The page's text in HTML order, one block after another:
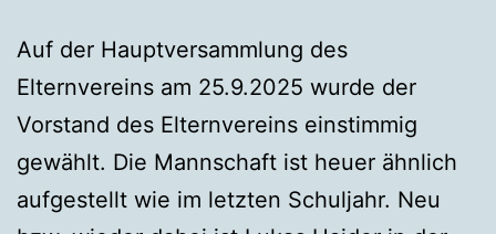
Auf der Hauptversammlung des
Elternvereins am 25.9.2025 wurde der
Vorstand des Elternvereins einstimmig
gewählt. Die Mannschaft ist heuer ähnlich
aufgestellt wie im letzten Schuljahr. Neu